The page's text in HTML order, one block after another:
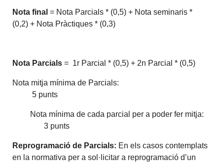
Nota final = Nota Parcials * (0,5) + Nota seminaris *
(0,2) + Nota Pràctiques * (0,3)
Nota Parcials = 1r Parcial * (0,5) + 2n Parcial * (0,5)
Nota mitja mínima de Parcials:
5 punts
Nota mínima de cada parcial per a poder fer mitja:
3 punts
Reprogramació de Parcials: En els casos contemplats
en la normativa per a sol·licitar a reprogramació d’un